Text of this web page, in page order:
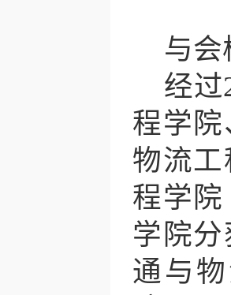
与会
经过
程学
物流
程学
学院
通与